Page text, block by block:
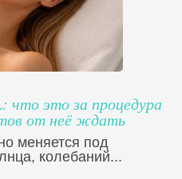
это за процедура
от неё ждать
меняется под
колебаний...